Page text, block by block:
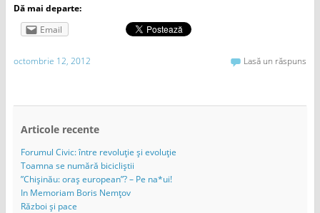
Dă mai departe:
Email
octombrie 12, 2012 Lasă un răspuns
Articole recente
Forumul Civic: între revoluție și evoluție
Toamna se numără bicicliștii
”Chișinău: oraș european”? – Pe na*ui!
In Memoriam Boris Nemțov
Război și pace